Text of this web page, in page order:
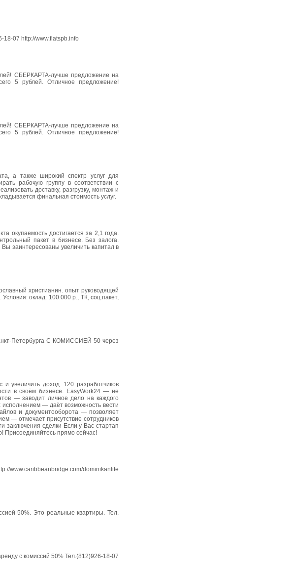
18-07 http://www.flatspb.info
СБЕРКАРТА-лучше предложение на
5 рублей. Отличное предложение!
СБЕРКАРТА-лучше предложение на
5 рублей. Отличное предложение!
а также широкий спектр услуг для
рабочую группу в соответствии с
доставку, разгрузку, монтаж и
финальная стоимость услуг.
окупаемость достигается за 2,1 года.
пакет в бизнесе. Без залога.
заинтересованы увеличить капитал в
христианин. опыт руководящей
оклад: 100.000 р., ТК, соц.пакет,
Петербурга С КОМИССИЕЙ 50 через
увеличить доход. 120 разработчиков
в своём бизнесе. EasyWork24 — не
— заводит личное дело на каждого
исполнением — даёт возможность вести
и документооборота — позволяет
— отмечает присутствие сотрудников
заключения сделки Если у Вас стартап
Присоединяйтесь прямо сейчас!
www.caribbeanbridge.com/dominikanlife
50%. Это реальные квартиры. Тел.
с комиссий 50% Тел.(812)926-18-07